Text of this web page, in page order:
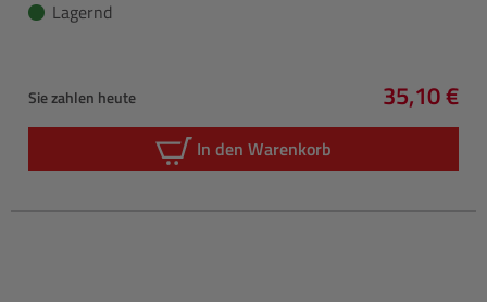
Lagernd
Sie zahlen heute 35,10 €
In den Warenkorb